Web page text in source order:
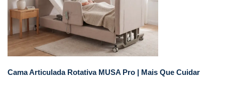
Cama Articulada Rotativa MUSA Pro | Mais Que Cuidar